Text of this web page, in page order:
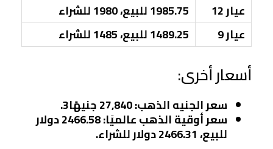
عيار 12
1985.75 للبيع، 1980 للشراء
عيار 9
1489.25 للبيع، 1485 للشراء
أسعار أخرى:
سعر الجنيه الذهب: 27,840 جنيهًا 3
.
سعر أوقية الذهب عالميًا : 2466.58 دولار
للبيع، 2466.31 دولار للشراء.